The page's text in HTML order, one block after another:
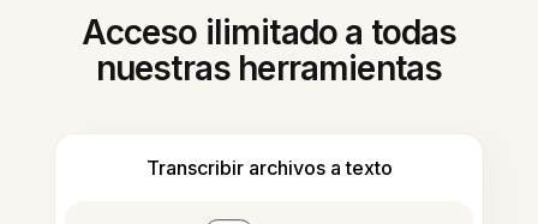
Acceso ilimitado a todas
nuestras herramientas
Transcribir archivos a texto